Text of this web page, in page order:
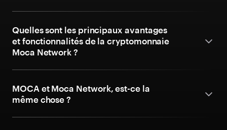
Quelles sont les principaux avantages
et fonctionnalités de la cryptomonnaie
Moca Network ?
MOCA et Moca Network, est-ce la
même chose ?